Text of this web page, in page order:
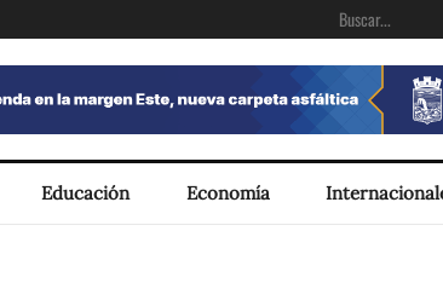
Educación Economía